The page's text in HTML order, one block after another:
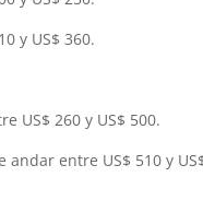
y US$ 360.
US$ 260 y US$ 500.
andar entre US$ 510 y